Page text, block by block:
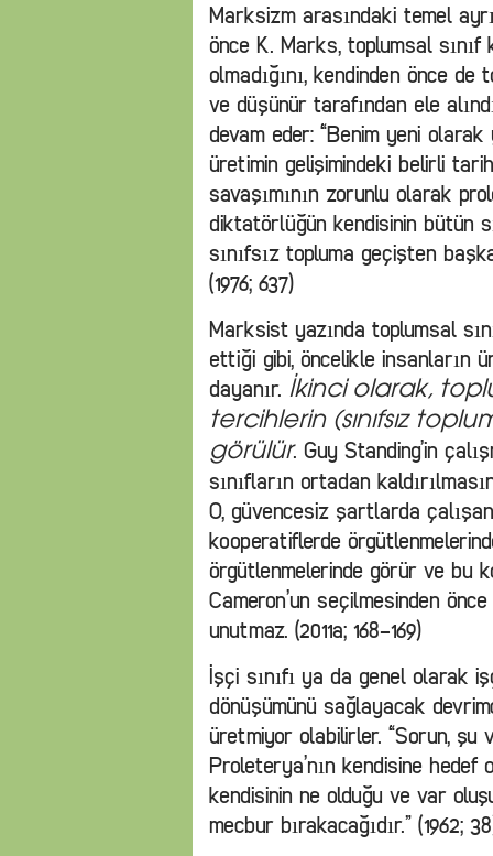
Marksizm arasındaki temel
önce K. Marks, toplumsal sınıf
olmadığını, kendinden önce
ve düşünür tarafından ele
devam eder: “Benim yeni olarak
üretimin gelişimindeki belirli
savaşımının zorunlu olarak
diktatörlüğün kendisinin bütün
sınıfsız topluma geçişten
(1976; 637)
Marksist yazında toplumsal
ettiği gibi, öncelikle insanların
dayanır. İkinci olarak,
tercihlerin (sınıfsız
görülür. Guy Standing’in
sınıfların ortadan
O, güvencesiz şartlarda
kooperatiflerde
örgütlenmelerinde görür ve bu
Cameron’un seçilmesinden
unutmaz. (2011a; 168-169)
İşçi sınıfı ya da genel olarak
dönüşümünü sağlayacak
üretmiyor olabilirler. “Sorun,
Proleterya’nın kendisine hedef
kendisinin ne olduğu ve var
mecbur bırakacağıdır.” (1962;